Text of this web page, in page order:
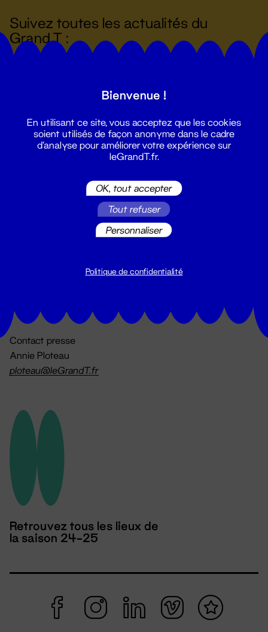
Suivez toutes les actualités du
Grand T :
billetterie@leGrandT.fr
Contact presse
Annie Ploteau
ploteau@leGrandT.fr
Retrouvez tous les lieux de
la saison 24-25
Bienvenue !
En utilisant ce site, vous acceptez que les cookies
soient utilisés de façon anonyme dans le cadre
d'analyse pour améliorer votre expérience sur
leGrandT.fr.
OK, tout accepter
Tout refuser
Personnaliser
Politique de confidentialité